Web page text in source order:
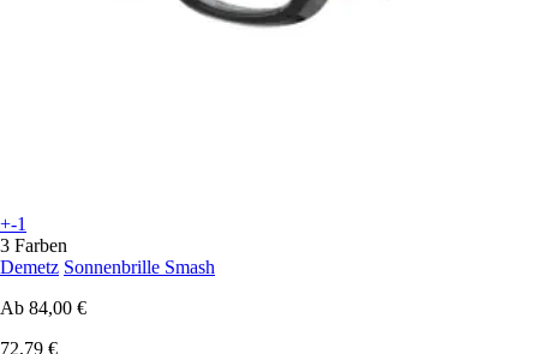
+-1
3 Farben
Demetz Sonnenbrille Smash
Ab 84,00 €
72,79 €